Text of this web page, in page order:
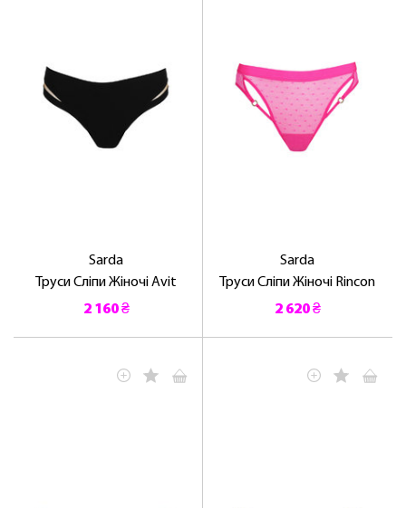
Sarda
Труси Сліпи Жіночі Avit
2 160 ₴
Sarda
Труси Сліпи Жіночі Rincon
2 620 ₴